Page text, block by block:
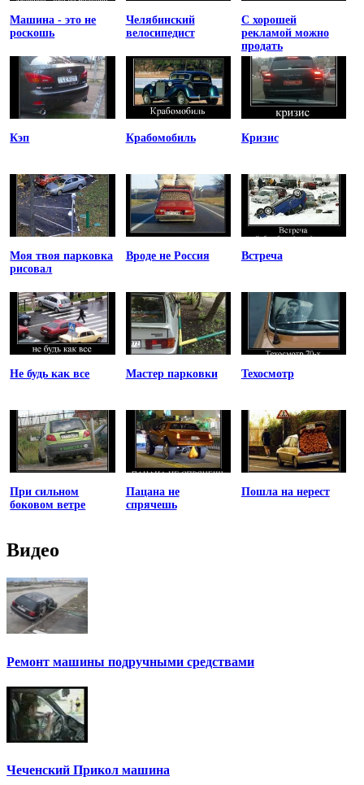
Машина - это не
роскошь
Челябинский
велосипедист
С хорошей
рекламой можно
продать
Кэп Крабомобиль Кризис
Моя твоя парковка
рисовал
Вроде не Россия Встреча
Не будь как все Мастер парковки Техосмотр
При сильном
боковом ветре
Пацана не
спрячешь
Пошла на нерест
Видео
Ремонт машины подручными средствами
Чеченский Прикол машина